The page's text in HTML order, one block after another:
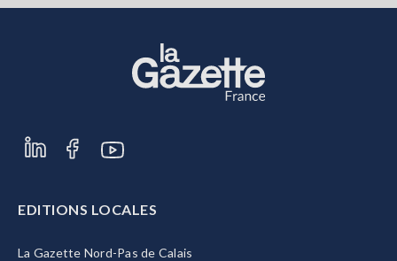
EDITIONS LOCALES
La Gazette Nord-Pas de Calais